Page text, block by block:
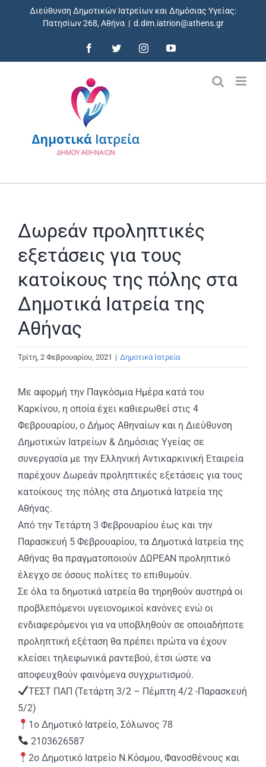
Διεύθυνση Δημοτικών Ιατρείων και Δημόσιας Υγείας:
Πατησίων 268, Αθήνα | d.dim.iatrion@athens.gr
FacebookTwitterInstagramYouTube
Δωρεάν προληπτικές
εξετάσεις για τους
κατοίκους της πόλης στα
Δημοτικά Ιατρεία της
Αθήνας
Τρίτη, 2 Φεβρουαρίου, 2021 | Δημοτικά Ιατρεία
Με αφορμή την Παγκόσμια Ημέρα κατά του
Καρκίνου, η οποία έχει καθιερωθεί στις 4
Φεβρουαρίου, ο Δήμος Αθηναίων και η Διεύθυνση
Δημοτικών Ιατρείων & Δημόσιας Υγείας σε
συνεργασία με την Ελληνική Αντικαρκινική Εταιρεία
παρέχουν Δωρεάν προληπτικές εξετάσεις για τους
κατοίκους της πόλης στα Δημοτικά Ιατρεία της
Αθήνας.
Από την Τετάρτη 3 Φεβρουαρίου έως και την
Παρασκευή 5 Φεβρουαρίου, τα Δημοτικά Ιατρεία της
Αθήνας θα πραγματοποιούν ΔΩΡΕΑΝ προληπτικό
έλεγχο σε όσους πολίτες το επιθυμούν.
Σε όλα τα δημοτικά ιατρεία θα τηρηθούν αυστηρά οι
προβλεπόμενοι υγειονομικοί κανόνες ενώ οι
ενδιαφερόμενοι για να υποβληθούν σε οποιαδήποτε
προληπτική εξέταση θα πρέπει πρώτα να έχουν
κλείσει τηλεφωνικά ραντεβού, έτσι ώστε να
αποφευχθούν φαινόμενα συγχρωτισμού.
ΤΕΣΤ ΠΑΠ (Τετάρτη 3/2 – Πέμπτη 4/2 -Παρασκευή
5/2)
1ο Δημοτικό Ιατρείο, Σόλωνος 78
2103626587
2ο Δημοτικό Ιατρείο Ν.Κόσμου, Φανοσθένους και